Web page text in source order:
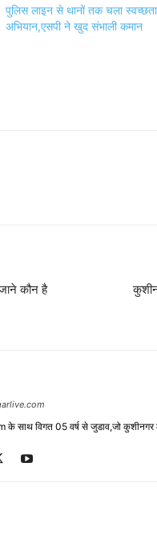
पुलिस लाइन से थानों तक चला स्वच्छता
अभियान,एसपी ने खुद संभाली कमान
कौन है
के साथ विगत 05 वर्ष से जुडाव,जो कुशीनगर